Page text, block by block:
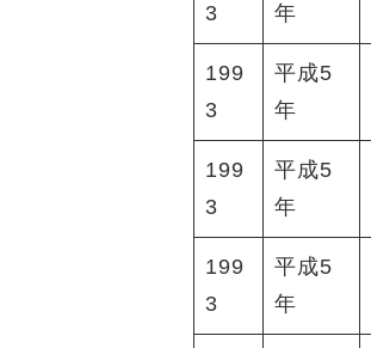
3
年
199
3
平成5
年
199
3
平成5
年
199
3
平成5
年